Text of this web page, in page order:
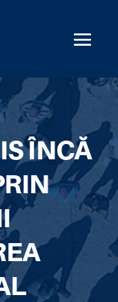
ÎNCĂ